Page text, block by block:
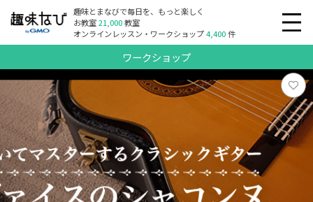
趣味とまなびで毎日を、もっと楽しく
お教室21,000教室
オンラインレッスン・ワークショップ4,400件
ワークショップ